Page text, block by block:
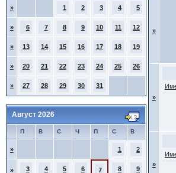
» 1 2 3 4 5
» 6 7 8 9 10 11 12
» 13 14 15 16 17 18 19
» 20 21 22 23 24 25 26
» 27 28 29 30 31
Август 2026
П В С Ч П С В
» 1 2
» 3 4 5 6 7 8 9
»
»
»